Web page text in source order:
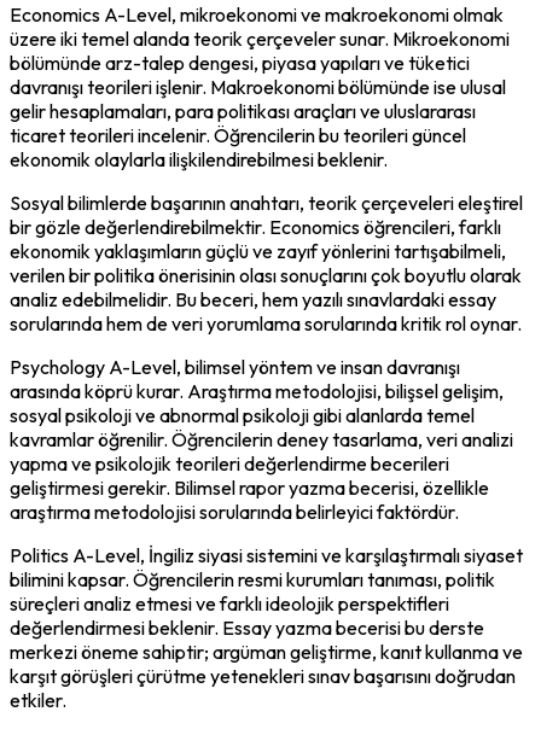
Economics A-Level, mikroekonomi ve makroekonomi olmak
üzere iki temel alanda teorik çerçeveler sunar. Mikroekonomi
bölümünde arz-talep dengesi, piyasa yapıları ve tüketici
davranışı teorileri işlenir. Makroekonomi bölümünde ise ulusal
gelir hesaplamaları, para politikası araçları ve uluslararası
ticaret teorileri incelenir. Öğrencilerin bu teorileri güncel
ekonomik olaylarla ilişkilendirebilmesi beklenir.
Sosyal bilimlerde başarının anahtarı, teorik çerçeveleri eleştirel
bir gözle değerlendirebilmektir. Economics öğrencileri, farklı
ekonomik yaklaşımların güçlü ve zayıf yönlerini tartışabilmeli,
verilen bir politika önerisinin olası sonuçlarını çok boyutlu olarak
analiz edebilmelidir. Bu beceri, hem yazılı sınavlardaki essay
sorularında hem de veri yorumlama sorularında kritik rol oynar.
Psychology A-Level, bilimsel yöntem ve insan davranışı
arasında köprü kurar. Araştırma metodolojisi, bilişsel gelişim,
sosyal psikoloji ve abnormal psikoloji gibi alanlarda temel
kavramlar öğrenilir. Öğrencilerin deney tasarlama, veri analizi
yapma ve psikolojik teorileri değerlendirme becerileri
geliştirmesi gerekir. Bilimsel rapor yazma becerisi, özellikle
araştırma metodolojisi sorularında belirleyici faktördür.
Politics A-Level, İngiliz siyasi sistemini ve karşılaştırmalı siyaset
bilimini kapsar. Öğrencilerin resmi kurumları tanıması, politik
süreçleri analiz etmesi ve farklı ideolojik perspektifleri
değerlendirmesi beklenir. Essay yazma becerisi bu derste
merkezi öneme sahiptir; argüman geliştirme, kanıt kullanma ve
karşıt görüşleri çürütme yetenekleri sınav başarısını doğrudan
etkiler.